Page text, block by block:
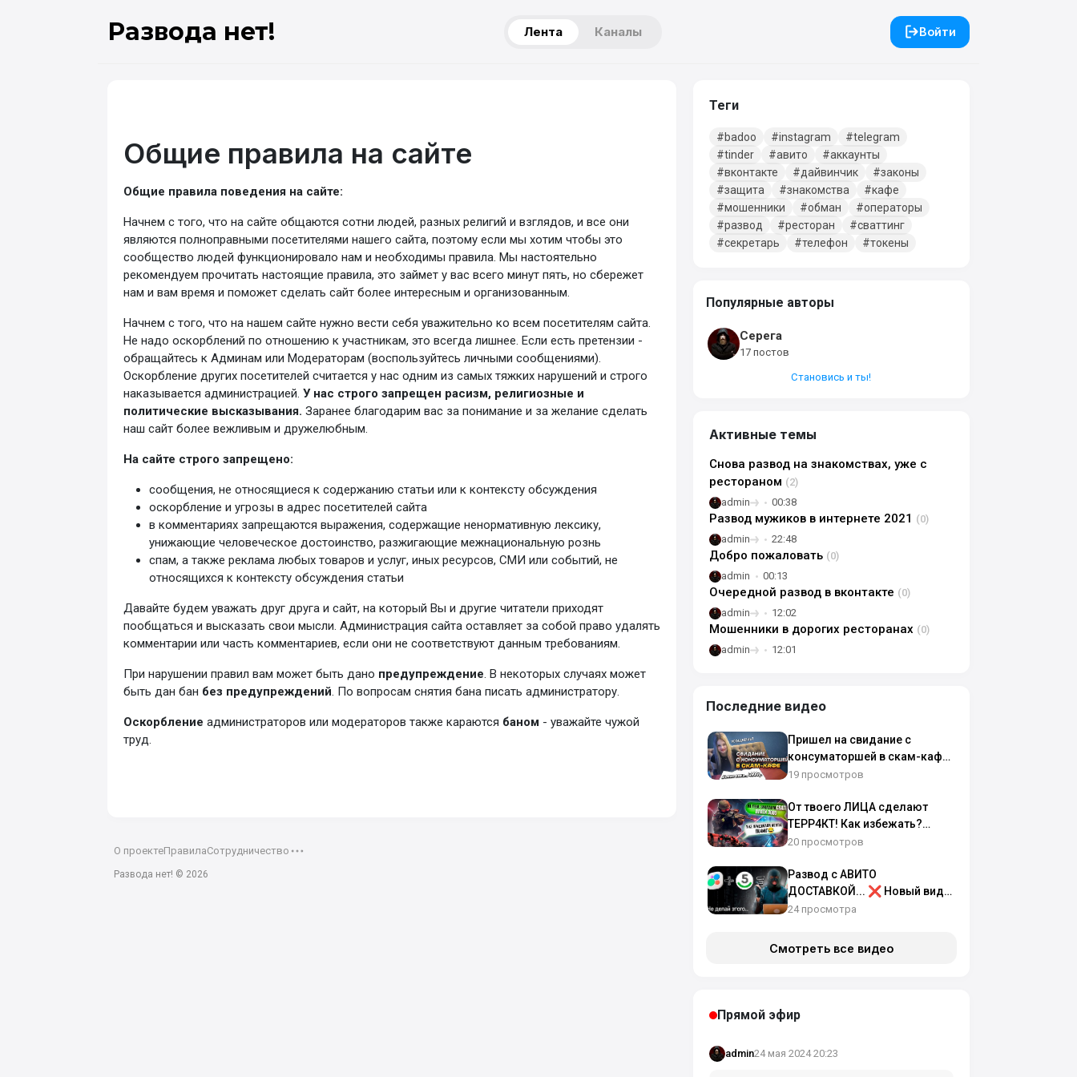
Развода нет! Лента Каналы Войти
Общие правила на сайте
Общие правила поведения на сайте:
Начнем с того, что на сайте общаются сотни людей, разных религий и взглядов, и все они
являются полноправными посетителями нашего сайта, поэтому если мы хотим чтобы это
сообщество людей функционировало нам и необходимы правила. Мы настоятельно
рекомендуем прочитать настоящие правила, это займет у вас всего минут пять, но сбережет
нам и вам время и поможет сделать сайт более интересным и организованным.
Начнем с того, что на нашем сайте нужно вести себя уважительно ко всем посетителям сайта.
Не надо оскорблений по отношению к участникам, это всегда лишнее. Если есть претензии -
обращайтесь к Админам или Модераторам (воспользуйтесь личными сообщениями).
Оскорбление других посетителей считается у нас одним из самых тяжких нарушений и строго
наказывается администрацией. У нас строго запрещен расизм, религиозные и
политические высказывания. Заранее благодарим вас за понимание и за желание сделать
наш сайт более вежливым и дружелюбным.
На сайте строго запрещено:
сообщения, не относящиеся к содержанию статьи или к контексту обсуждения
оскорбление и угрозы в адрес посетителей сайта
в комментариях запрещаются выражения, содержащие ненормативную лексику,
унижающие человеческое достоинство, разжигающие межнациональную рознь
спам, а также реклама любых товаров и услуг, иных ресурсов, СМИ или событий, не
относящихся к контексту обсуждения статьи
Давайте будем уважать друг друга и сайт, на который Вы и другие читатели приходят
пообщаться и высказать свои мысли. Администрация сайта оставляет за собой право удалять
комментарии или часть комментариев, если они не соответствуют данным требованиям.
При нарушении правил вам может быть дано предупреждение. В некоторых случаях может
быть дан бан без предупреждений. По вопросам снятия бана писать администратору.
Оскорбление администраторов или модераторов также караются баном - уважайте чужой
труд.
О проектеПравилаСотрудничество
Развода нет! © 2026
Теги
badoo instagram
telegram
tinder
авито
аккаунты
вконтакте
дайвинчик
законы
защита
знакомства
кафе
мошенники
обман
операторы
развод
ресторан
сваттинг
секретарь
телефон токены
Популярные авторы
Серега
17 постов
Становись и ты!
Активные темы
Снова развод на знакомствах, уже с
рестораном (2)
admin
00:38
Развод мужиков в интернете 2021 (0)
admin
22:48
Добро пожаловать (0)
admin
00:13
Очередной развод в вконтакте (0)
admin
12:02
Мошенники в дорогих ресторанах (0)
admin
12:01
Последние видео
Пришел на свидание с
консуматоршей в скам-кафе
в Санкт-Петербурге
19 просмотров
От твоего ЛИЦА сделают
ТЕРР4КТ! Как избежать?
(легко сможет любой)
20 просмотров
Развод с АВИТО
ДОСТАВКОЙ... ❌ Новый вид
мошенников на Авито
24 просмотра
Смотреть все видео
Прямой эфир
admin24 мая 2024 20:23